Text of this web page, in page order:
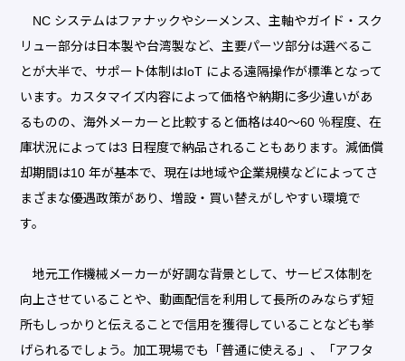
NC システムはファナックやシーメンス、主軸やガイド・スク
リュー部分は日本製や台湾製など、主要パーツ部分は選べるこ
とが大半で、サポート体制はIoT による遠隔操作が標準となって
います。カスタマイズ内容によって価格や納期に多少違いがあ
るものの、海外メーカーと比較すると価格は40～60 ％程度、在
庫状況によっては3 日程度で納品されることもあります。減価償
却期間は10 年が基本で、現在は地域や企業規模などによってさ
まざまな優遇政策があり、増設・買い替えがしやすい環境で
す。
地元工作機械メーカーが好調な背景として、サービス体制を
向上させていることや、動画配信を利用して長所のみならず短
所もしっかりと伝えることで信用を獲得していることなども挙
げられるでしょう。加工現場でも「普通に使える」、「アフタ